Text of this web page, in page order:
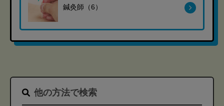
鍼灸師（6）
他の方法で検索